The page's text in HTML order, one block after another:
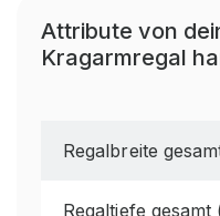
Attribute von
Kragarmregal
Regalbreite
Regaltiefe gesamt